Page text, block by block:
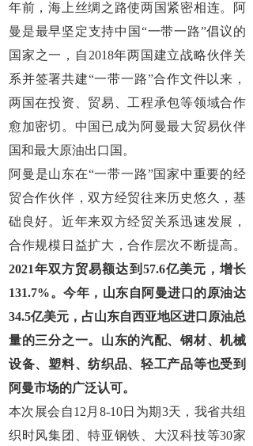
年前，海上丝绸之路使两国紧密相连。阿
曼是最早坚定支持中国“一带一路”倡议的
国家之一，自2018年两国建立战略伙伴关
系并签署共建“一带一路”合作文件以来，
两国在投资、贸易、工程承包等领域合作
愈加密切。中国已成为阿曼最大贸易伙伴
国和最大原油出口国。
阿曼是山东在“一带一路”国家中重要的经
贸合作伙伴，双方经贸往来历史悠久，基
础良好。近年来双方经贸关系迅速发展，
合作规模日益扩大，合作层次不断提高。
2021年双方贸易额达到57.6亿美元，增长
131.7%。今年，山东自阿曼进口的原油达
34.5亿美元，占山东自西亚地区进口原油总
量的三分之一。山东的汽配、钢材、机械
设备、塑料、纺织品、轻工产品等也受到
阿曼市场的广泛认可。
本次展会自12月8-10日为期3天，我省共组
织时风集团、特亚钢铁、大汉科技等30家